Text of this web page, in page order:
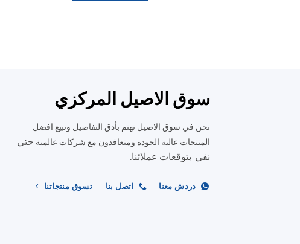
المنتج.
يمكن
الخيارات
على
سوق الاصيل المركزي
نحن في سوق الاصيل نهتم بأدق التفاصيل ونبيع افضل
المنتجات عالية الجودة ومتعاقدون مع شركات عالمية حتي
نفي بتوقعات عملائنا.
دردش معنا اتصل بنا تسوق منتجاتنا